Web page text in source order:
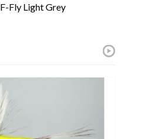
F-Fly Light Grey